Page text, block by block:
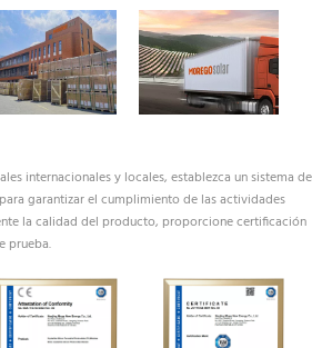
internacionales y locales, establezca un sistema de
garantizar el cumplimiento de las actividades
la calidad del producto, proporcione certificación
prueba.